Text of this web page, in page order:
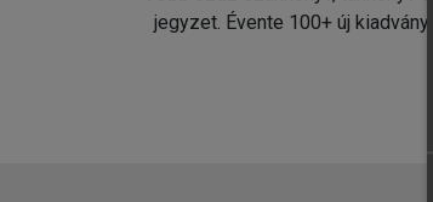
jegyzet. Évente 100+ új kiadvány.